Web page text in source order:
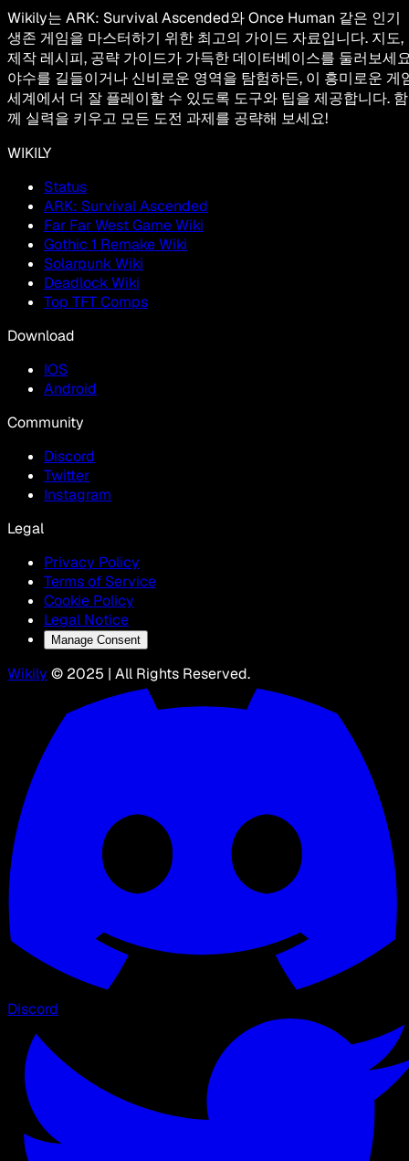
Wikily는 ARK: Survival Ascended와 Once Human 같은 인기
생존 게임을 마스터하기 위한 최고의 가이드 자료입니다. 지도,
제작 레시피, 공략 가이드가 가득한 데이터베이스를 둘러보세
야수를 길들이거나 신비로운 영역을 탐험하든, 이 흥미로운 게
세계에서 더 잘 플레이할 수 있도록 도구와 팁을 제공합니다. 함
께 실력을 키우고 모든 도전 과제를 공략해 보세요!
WIKILY
Status
ARK: Survival Ascended
Far Far West Game Wiki
Gothic 1 Remake Wiki
Solarpunk Wiki
Deadlock Wiki
Top TFT Comps
Download
IOS
Android
Community
Discord
Twitter
Instagram
Legal
Privacy Policy
Terms of Service
Cookie Policy
Legal Notice
Manage Consent
Wikily © 2025 | All Rights Reserved.
Discord